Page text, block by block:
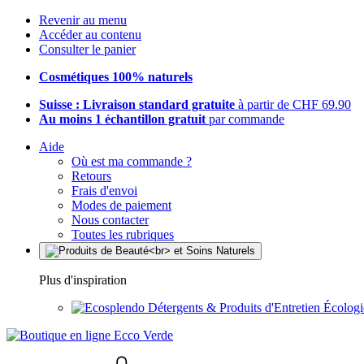
Revenir au menu
Accéder au contenu
Consulter le panier
Cosmétiques 100% naturels
Suisse : Livraison standard gratuite à partir de CHF 69.90
Au moins 1 échantillon gratuit par commande
Aide
Où est ma commande ?
Retours
Frais d'envoi
Modes de paiement
Nous contacter
Toutes les rubriques
Plus d'inspiration
Détergents & Produits d'Entretien